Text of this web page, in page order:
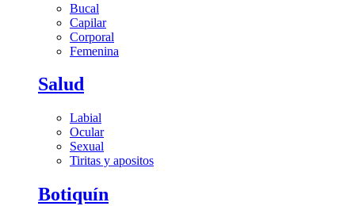
Bucal
Capilar
Corporal
Femenina
Salud
Labial
Ocular
Sexual
Tiritas y apositos
Botiquín